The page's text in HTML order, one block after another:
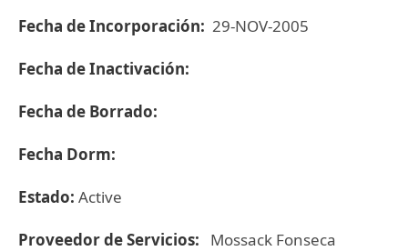
Fecha de Incorporación: 29-NOV-2005
Fecha de Inactivación:
Fecha de Borrado:
Fecha Dorm:
Estado: Active
Proveedor de Servicios: Mossack Fonseca